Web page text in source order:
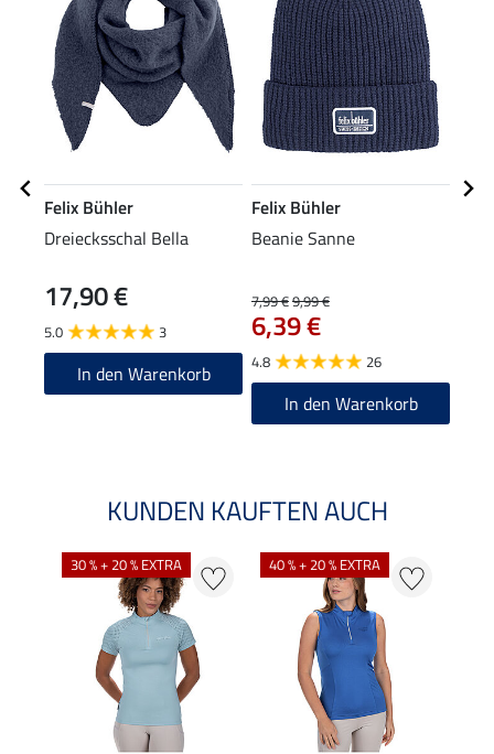
Felix Bühler
Dreiecksschal Bella
17,90 €
5.0 3
In den Warenkorb
Felix Bühler
Beanie Sanne
7,99 €9,99 €
6,39 €
4.8 26
In den Warenkorb
KUNDEN KAUFTEN AUCH
30 % + 20 % EXTRA 40 % + 20 % EXTRA